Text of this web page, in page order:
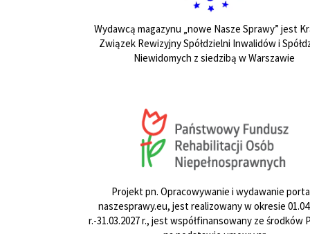
Wydawcą magazynu „nowe Nasze Sprawy” jest
Związek Rewizyjny Spółdzielni Inwalidów i
Niewidomych z siedzibą w Warszawie
Projekt pn. Opracowywanie i wydawanie
naszesprawy.eu, jest realizowany w okresie
r.-31.03.2027 r., jest współfinansowany ze środków